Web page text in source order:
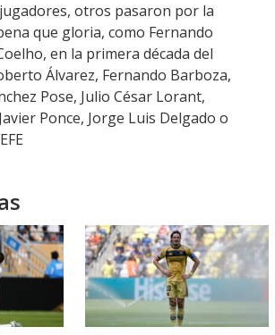
otros pasaron por la
que gloria, como Fernando
en la primera década del
Álvarez, Fernando Barboza,
Pose, Julio César Lorant,
Ponce, Jorge Luis Delgado o